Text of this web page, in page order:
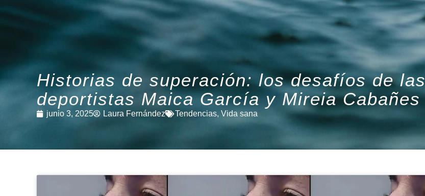
Historias de superación: los desafíos de las
deportistas Maica García y Mireia Cabañes
junio 3, 2025 Laura Fernández Tendencias, Vida sana